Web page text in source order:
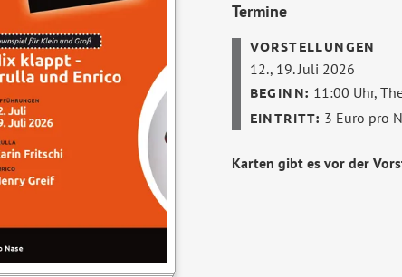
Termine
12., 19. Juli 2026
11:00 Uhr,
3 Euro pro
Karten gibt es vor der